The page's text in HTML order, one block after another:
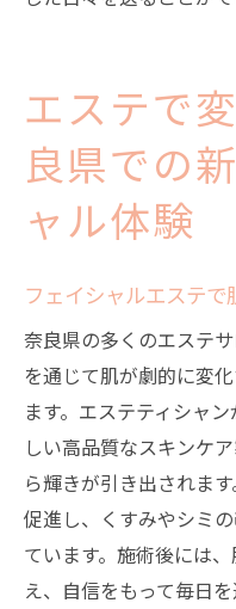
エステで
良県での
ャル体験
フェイシャルエステで
奈良県の多くのエステ
を通じて肌が劇的に変
ます。エステティシャ
しい高品質なスキンケ
ら輝きが引き出されま
促進し、くすみやシミ
ています。施術後には
え、自信をもって毎日